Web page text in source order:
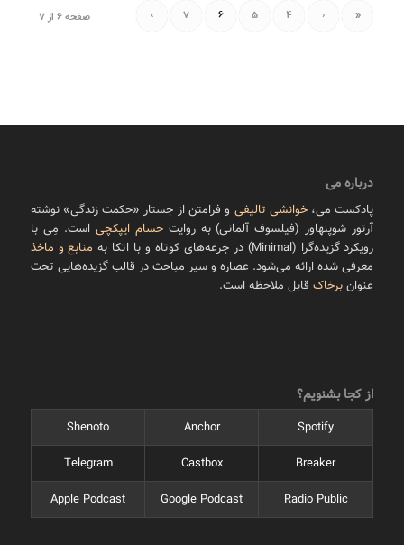
صفحه 6 از 7 «
‹
4
5
6
7
›
درباره می
پادکست می،خوانشی تالیفی و فرامتن از جستار «حکمت زندگی» نوشته
آرتور شوپنهاور (فیلسوف آلمانی) به روایتحسام ایپکچی است. مِی با
رویکرد گزیده‌گرا (Minimal) در جرعه‌های کوتاه و با اتکا به
منابع و ماخذ
معرفی شده ارائه می‌شود. عصاره و سیر مباحث در قالب گزیده‌هایی تحت
عنوانبرخاکقابل ملاحظه است.
از کجا بشنویم؟
Spotify
Anchor
Shenoto
Breaker
Castbox
Telegram
Radio Public
Google Podcast
Apple Podcast